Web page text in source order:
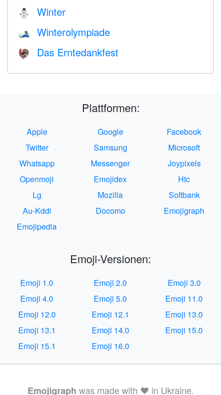
⛄ Winter
🎿 Winterolympiade
🦃 Das Erntedankfest
Plattformen:
Apple Google
Facebook
Twitter
Samsung
Microsoft
Whatsapp
Messenger
Joypixels
Openmoji
Emojidex
Htc
Lg
Mozilla
Softbank
Au-Kddi
Docomo
Emojigraph
Emojipedia
Emoji-Versionen:
Emoji 1.0 Emoji 2.0
Emoji 3.0
Emoji 4.0
Emoji 5.0
Emoji 11.0
Emoji 12.0
Emoji 12.1
Emoji 13.0
Emoji 13.1
Emoji 14.0
Emoji 15.0
Emoji 15.1
Emoji 16.0
Emojigraph was made with ❤️ in Ukraine.